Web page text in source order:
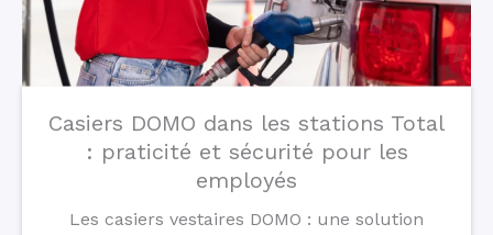
Casiers DOMO dans les stations Total
: praticité et sécurité pour les
employés
Les casiers vestaires DOMO : une solution